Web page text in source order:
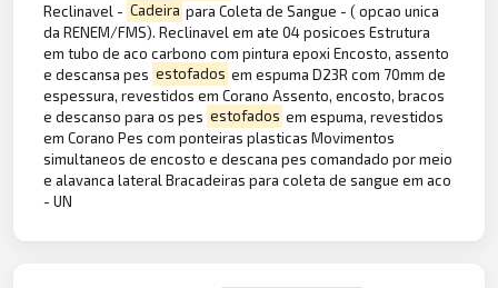
Reclinavel - Cadeira para Coleta de Sangue - ( opcao unica
da RENEM/FMS). Reclinavel em ate 04 posicoes Estrutura
em tubo de aco carbono com pintura epoxi Encosto, assento
e descansa pes estofados em espuma D23R com 70mm de
espessura, revestidos em Corano Assento, encosto, bracos
e descanso para os pes estofados em espuma, revestidos
em Corano Pes com ponteiras plasticas Movimentos
simultaneos de encosto e descana pes comandado por meio
e alavanca lateral Bracadeiras para coleta de sangue em aco
- UN